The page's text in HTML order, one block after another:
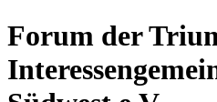
Forum der